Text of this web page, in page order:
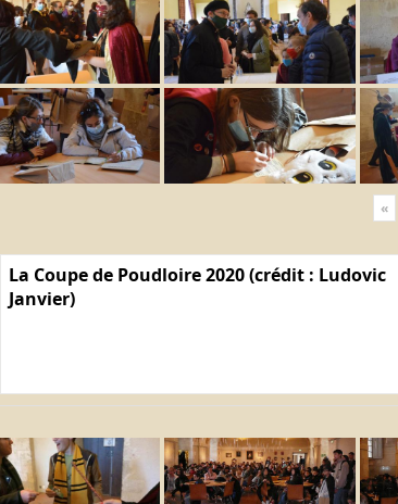
«
La Coupe de Poudloire 2020 (crédit : Ludovic
Janvier)